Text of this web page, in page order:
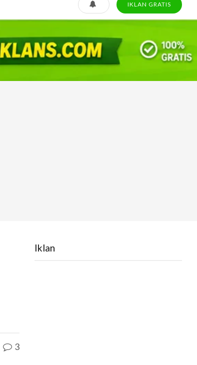
IKLAN GRATIS
3
Iklan